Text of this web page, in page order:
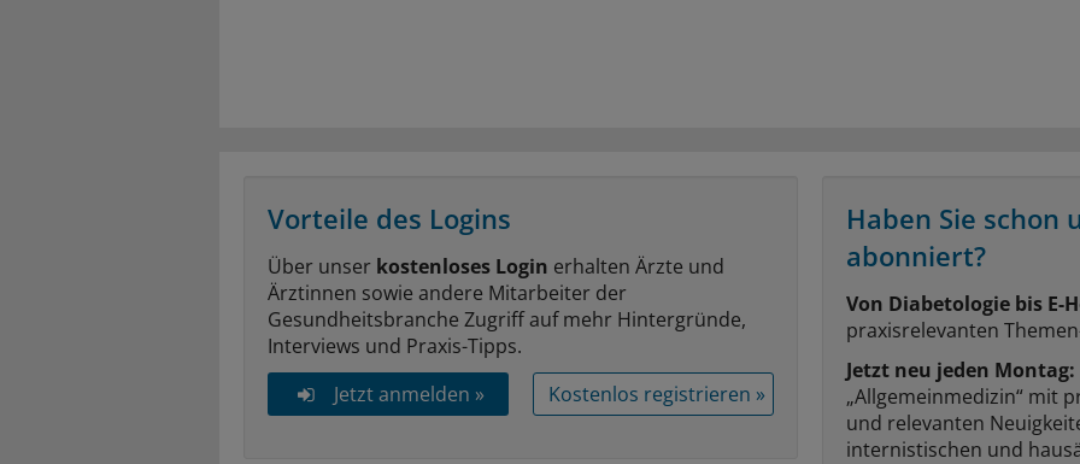
Vorteile des Logins
Über unser kostenloses Login erhalten Ärzte und
Ärztinnen sowie andere Mitarbeiter der
Gesundheitsbranche Zugriff auf mehr Hintergründe,
Interviews und Praxis-Tipps.
Jetzt anmelden »
Kostenlos registrieren »
Haben Sie schon
abonniert?
Von Diabetologie bis E-
praxisrelevanten
Jetzt neu jeden Montag:
„Allgemeinmedizin“ mit
und relevanten
internistischen und